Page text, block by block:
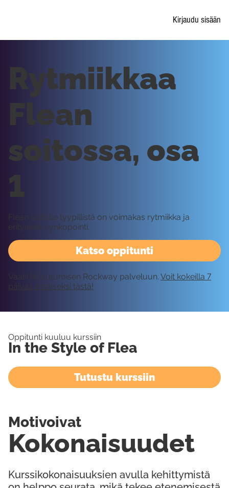
Kirjaudu sisään
Katso oppitunti
Rytmiikkaa
Flean
soitossa, osa
1
Flean soitolle tyypillistä on voimakas rytmiikka ja
erityisesti synkopointi.
Vaatii kirjautumisen Rockway palveluun. Voit kokeilla 7
päivää ilmaiseksi tästä!
Oppitunti kuuluu kurssiin
In the Style of Flea
Tutustu kurssiin
Kurssikokonaisuuksien avulla kehittymistä
Kokonaisuudet
Motivoivat